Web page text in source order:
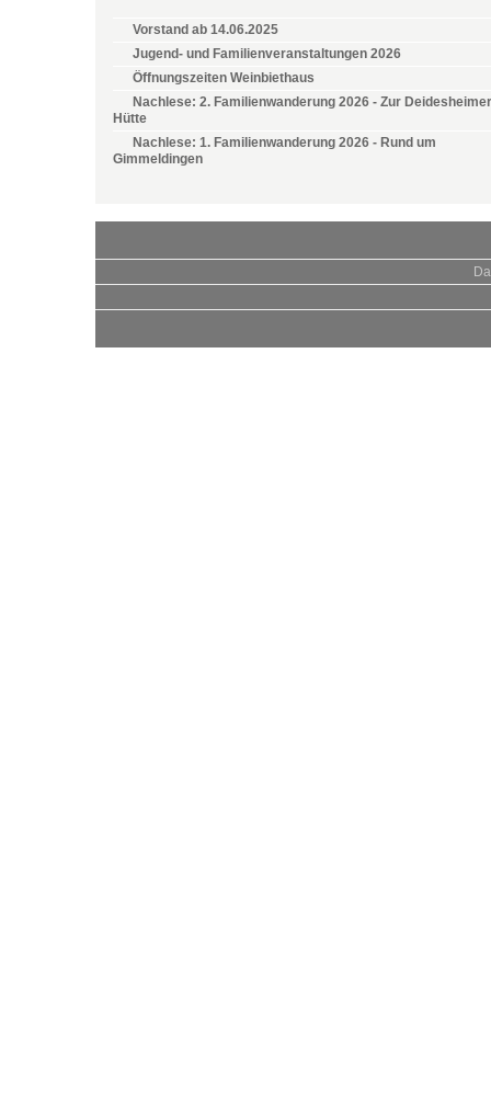
Vorstand ab 14.06.2025
Jugend- und Familienveranstaltungen 2026
Öffnungszeiten Weinbiethaus
Nachlese: 2. Familienwanderung 2026 - Zur Deidesheimer
Hütte
Nachlese: 1. Familienwanderung 2026 - Rund um
Gimmeldingen